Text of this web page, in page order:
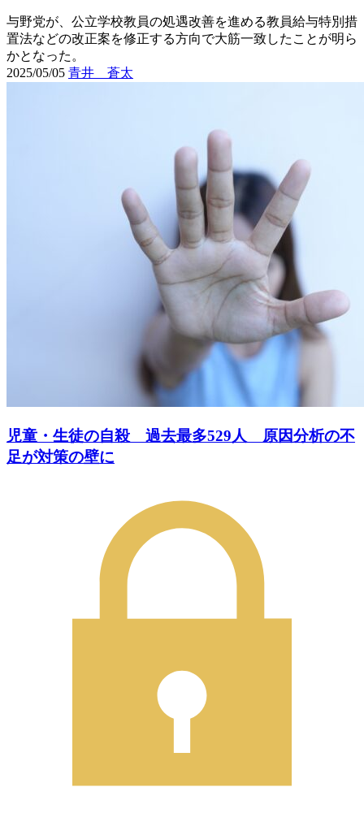
与野党が、公立学校教員の処遇改善を進める教員給与特別措
置法などの改正案を修正する方向で大筋一致したことが明ら
かとなった。
2025/05/05 青井 蒼太
児童・生徒の自殺 過去最多529人 原因分析の不
足が対策の壁に